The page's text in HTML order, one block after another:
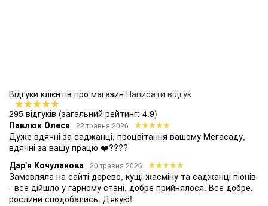
Відгуки клієнтів про магазин Написати відгук
295 відгуків (загальний рейтинг: 4.9)
Павлюк Олеся
22 травня 2026
Дуже вдячні за саджанці, процвітання вашому Мегасаду,
вдячні за вашу працю ❤️????
Дар'я Кочуланова 20 травня 2026
Замовляла на сайті дерево, кущі жасміну та саджанці піонів
- все дійшло у гарному стані, добре прийнялося. Все добре,
рослини сподобались. Дякую!